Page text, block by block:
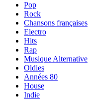
Pop
Rock
Chansons françaises
Electro
Hits
Rap
Musique Alternative
Oldies
Années 80
House
Indie